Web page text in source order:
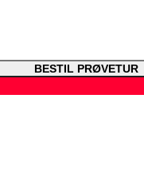
BESTIL PRØVETUR